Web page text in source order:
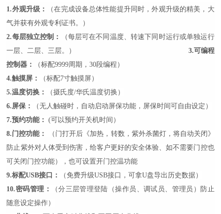
1.外观升级：
（在完成设备总体性能提升同时，外观升级的精美，大
气并获有外观专利证书。）
2.每层独立控制：
（每层可在不同温度、转速下同时运行或单独运行
一层、二层、三层。）
3.可编程
控制器：
（标配9999周期，30段编程）
4.触摸屏：
（标配7寸触摸屏）
5.温度切换：
（摄氏度/华氏温度切换）
6.屏保：
（无人触碰时，自动启动屏保功能，屏保时间可自由设定）
7.预约功能： (可以预约开关机时间）
8.门控功能：
（门打开后《加热，转数，紫外杀菌灯，将自动关闭》
防止紫外对人体受到伤害，给客户更好的安全体验、如不需要门控也
可关闭门控功能），也可设置开门控温功能
9.标配USB接口：
（免费升级USB接口，可拿U盘导出历史数据）
10.密码管理：
（分三层管理登陆（操作员、调试员、管理员）防止
随意设定操作）